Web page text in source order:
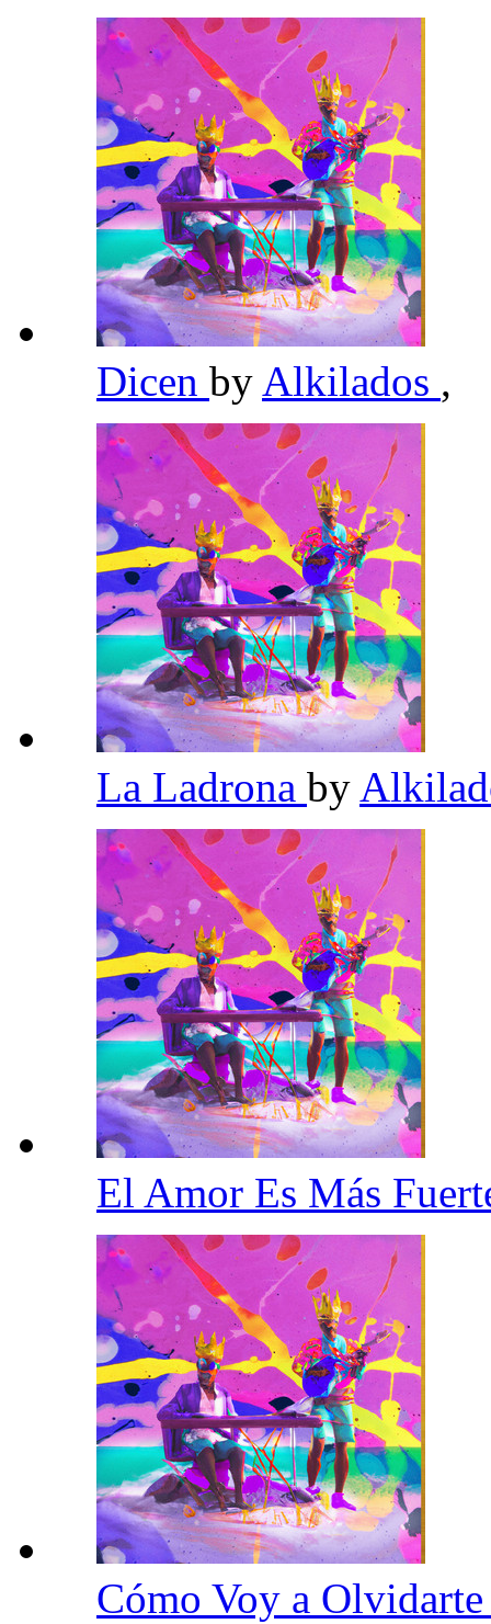
Dicen by Alkilados ,
La Ladrona by
El Amor Es Más
Cómo Voy a